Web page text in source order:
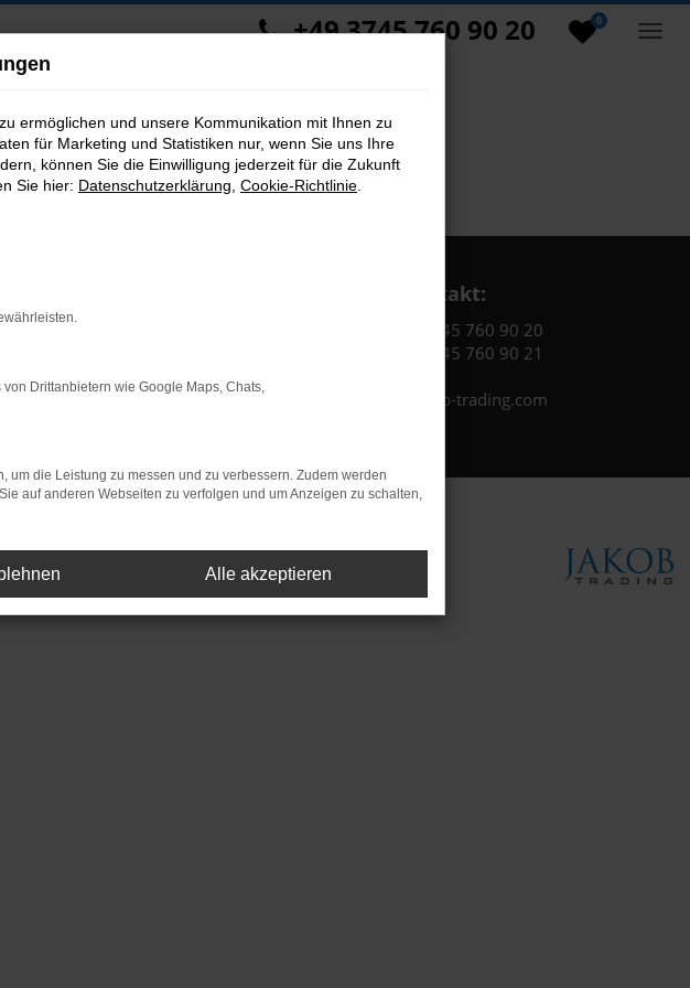
0
+49 3745 760 90 20
Kontakt:
Tel.: +49 3745 760 90 20
Fax: +49 3745 760 90 21
Mail: fj@jakob-trading.com
ermöglichen und unsere Kommunikation mit Ihnen zu
für Marketing und Statistiken nur, wenn Sie uns Ihre
können Sie die Einwilligung jederzeit für die Zukunft
Sie hier: Datenschutzerklärung Cookie-Richtlinie
Drittanbietern wie Google Maps, Chats,
die Leistung zu messen und zu verbessern. Zudem werden
auf anderen Webseiten zu verfolgen und um Anzeigen zu schalten,
Alle akzeptieren